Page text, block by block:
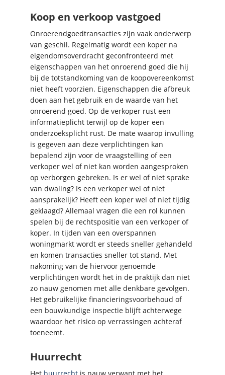
Koop en verkoop vastgoed
Onroerendgoedtransacties zijn vaak onderwerp
van geschil. Regelmatig wordt een koper na
eigendomsoverdracht geconfronteerd met
eigenschappen van het onroerend goed die hij
bij de totstandkoming van de koopovereenkomst
niet heeft voorzien. Eigenschappen die afbreuk
doen aan het gebruik en de waarde van het
onroerend goed. Op de verkoper rust een
informatieplicht terwijl op de koper een
onderzoeksplicht rust. De mate waarop invulling
is gegeven aan deze verplichtingen kan
bepalend zijn voor de vraagstelling of een
verkoper wel of niet kan worden aangesproken
op verborgen gebreken. Is er wel of niet sprake
van dwaling? Is een verkoper wel of niet
aansprakelijk? Heeft een koper wel of niet tijdig
geklaagd? Allemaal vragen die een rol kunnen
spelen bij de rechtspositie van een verkoper of
koper. In tijden van een overspannen
woningmarkt wordt er steeds sneller gehandeld
en komen transacties sneller tot stand. Met
nakoming van de hiervoor genoemde
verplichtingen wordt het in de praktijk dan niet
zo nauw genomen met alle denkbare gevolgen.
Het gebruikelijke financieringsvoorbehoud of
een bouwkundige inspectie blijft achterwege
waardoor het risico op verrassingen achteraf
toeneemt.
Huurrecht